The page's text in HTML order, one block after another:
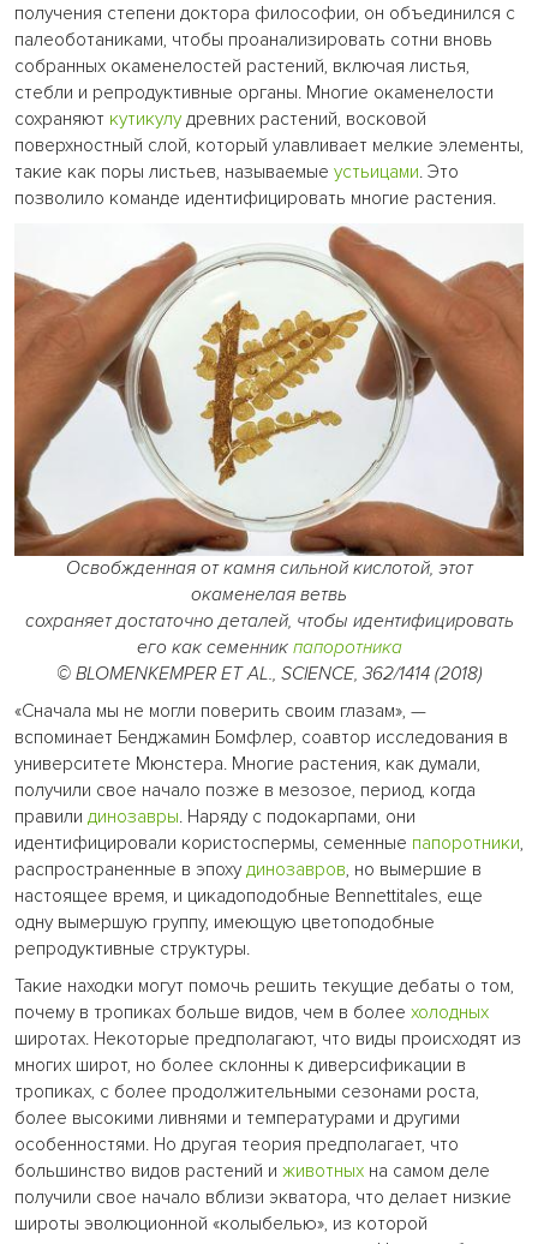
получения степени доктора философии, он объединился с
палеоботаниками, чтобы проанализировать сотни вновь
собранных окаменелостей растений, включая листья,
стебли и репродуктивные органы. Многие окаменелости
сохраняют кутикулудревних растений, восковой
поверхностный слой, который улавливает мелкие элементы,
такие как поры листьев, называемые устьицами. Это
позволило команде идентифицировать многие растения.
Освобжденная от камня сильной кислотой, этот
окаменелая ветвь
сохраняет достаточно деталей, чтобы идентифицировать
его как семенник папоротника
© BLOMENKEMPER ET AL., SCIENCE, 362/1414 (2018)
«Сначала мы не могли поверить своим глазам», —
вспоминает Бенджамин Бомфлер, соавтор исследования в
университете Мюнстера. Многие растения, как думали,
получили свое начало позже в мезозое, период, когда
правили динозавры. Наряду с подокарпами, они
идентифицировали користоспермы, семенные папоротники,
распространенные в эпохудинозавров, но вымершие в
настоящее время, и цикадоподобные Bennettitales, еще
одну вымершую группу, имеющую цветоподобные
репродуктивные структуры.
Такие находки могут помочь решить текущие дебаты о том,
почему в тропиках больше видов, чем в более холодных
широтах. Некоторые предполагают, что виды происходят из
многих широт, но более склонны к диверсификации в
тропиках, с более продолжительными сезонами роста,
более высокими ливнями и температурами и другими
особенностями. Но другая теория предполагает, что
большинство видов растений и животных на самом деле
получили свое начало вблизи экватора, что делает низкие
широты эволюционной «колыбелью», из которой